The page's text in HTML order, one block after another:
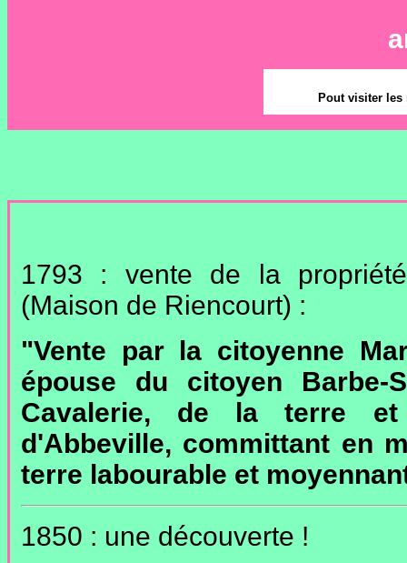
Pout visiter les
1793 : vente de la
(Maison de Riencourt) :
"Vente par la citoyenne
épouse du citoyen Barbe-
Cavalerie, de la terre et
d'Abbeville, committant en
terre labourable et
1850 : une découverte !